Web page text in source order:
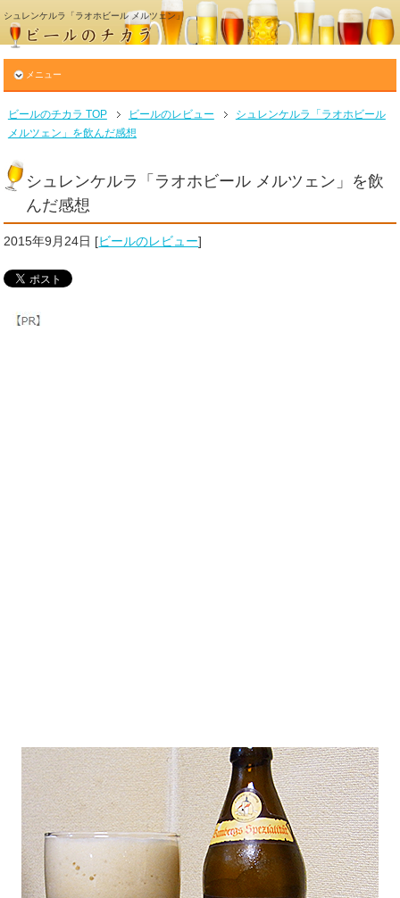
シュレンケルラ「ラオホビール メルツェン」
メニュー
ビールのチカラ TOP ビールのレビュー
シュレンケルラ「ラオホビール
メルツェン」を飲んだ感想
シュレンケルラ「ラオホビール メルツェン」を飲
んだ感想
2015年9月24日 [ビールのレビュー]